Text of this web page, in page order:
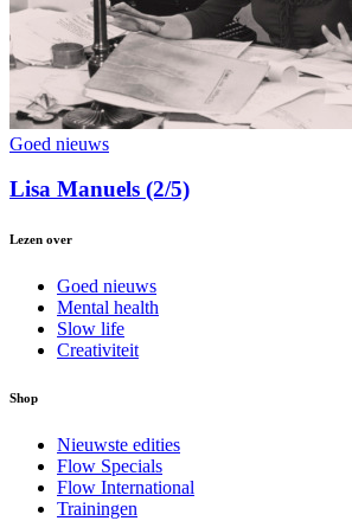
Goed nieuws
Lisa Manuels (2/5)
Lezen over
Goed nieuws
Mental health
Slow life
Creativiteit
Shop
Nieuwste edities
Flow Specials
Flow International
Trainingen